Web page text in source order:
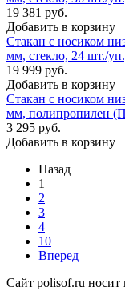
19 381 руб.
Добавить в корзину
Стакан с носиком
мм, стекло, 24 шт./
19 999 руб.
Добавить в корзину
Стакан с носиком
мм, полипропилен
3 295 руб.
Добавить в корзину
Назад
1
2
3
4
10
Вперед
Сайт polisof.ru